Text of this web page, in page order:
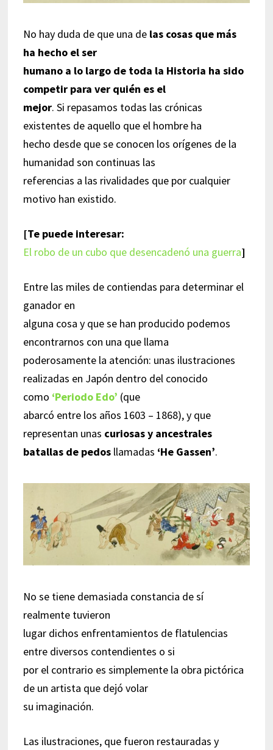
No hay duda de que una de las cosas que más
ha hecho el ser
humano a lo largo de toda la Historia ha sido
competir para ver quién es el
mejor. Si repasamos todas las crónicas
existentes de aquello que el hombre ha
hecho desde que se conocen los orígenes de la
humanidad son continuas las
referencias a las rivalidades que por cualquier
motivo han existido.
[Te puede interesar:
El robo de un cubo que desencadenó una guerra]
Entre las miles de contiendas para determinar el
ganador en
alguna cosa y que se han producido podemos
encontrarnos con una que llama
poderosamente la atención: unas ilustraciones
realizadas en Japón dentro del conocido
como ‘Periodo Edo’ (que
abarcó entre los años 1603 – 1868), y que
representan unas curiosas y ancestrales
batallas de pedosllamadas ‘He Gassen’.
No se tiene demasiada constancia de sí
realmente tuvieron
lugar dichos enfrentamientos de flatulencias
entre diversos contendientes o si
por el contrario es simplemente la obra pictórica
de un artista que dejó volar
su imaginación.
Las ilustraciones, que fueron restauradas y